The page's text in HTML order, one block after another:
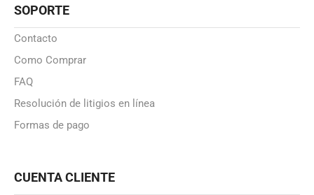
SOPORTE
Contacto
Como Comprar
FAQ
Resolución de litigios en línea
Formas de pago
CUENTA CLIENTE